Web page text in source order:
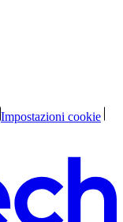
Impostazioni cookie